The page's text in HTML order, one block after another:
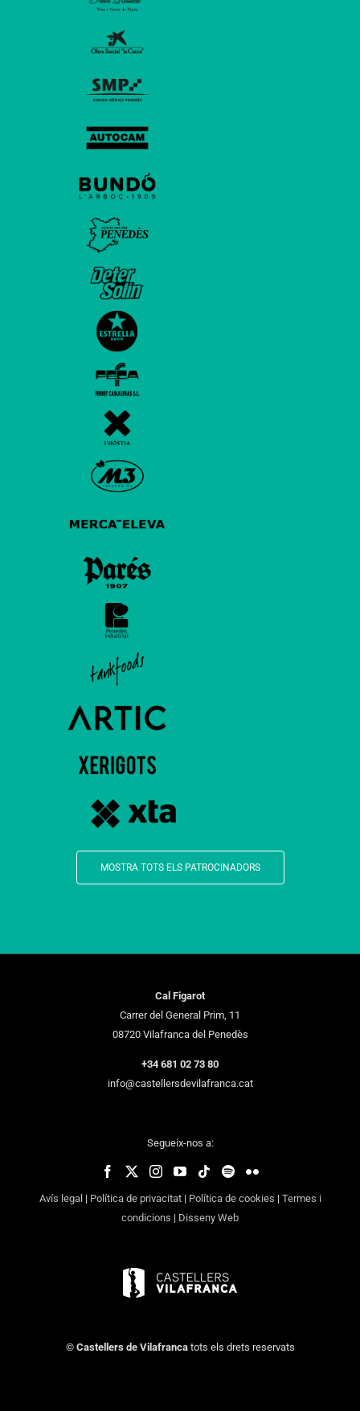
MOSTRA TOTS ELS PATROCINADORS
Cal Figarot
Carrer del General Prim, 11
08720 Vilafranca del Penedès
+34 681 02 73 80
info@castellersdevilafranca.cat
Segueix-nos a:
Avís legal | Política de privacitat| Política de cookies | Termes i
condicions | Disseny Web
© Castellers de Vilafrancatots els drets reservats